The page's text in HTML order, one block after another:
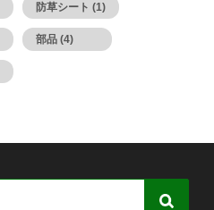
防草シート (1)
部品 (4)